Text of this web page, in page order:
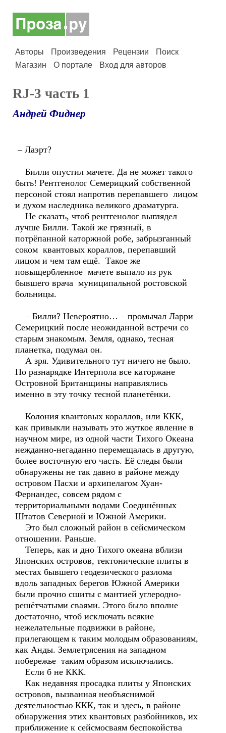
Авторы Произведения Рецензии
Поиск
Магазин
О портале Вход для авторов
RJ-3 часть 1
Андрей Фиднер
– Лаэрт?
Билли опустил мачете. Да не может такого
быть! Рентгенолог Семерицкий собственной
персоной стоял напротив перепавшего лицом
и духом наследника великого драматурга.
Не сказать, чтоб рентгенолог выглядел
лучше Билли. Такой же грязный, в
потрёпанной каторжной робе, забрызганный
соком квантовых кораллов, перепавший
лицом и чем там ещё. Такое же
повыщербленное мачете выпало из рук
бывшего врача муниципальной ростовской
больницы.
– Билли? Невероятно… – промычал Ларри
Семерицкий после неожиданной встречи со
старым знакомым. Земля, однако, тесная
планетка, подумал он.
А зря. Удивительного тут ничего не было.
По разнарядке Интерпола все каторжане
Островной Британщины направлялись
именно в эту точку тесной планетёнки.
Колония квантовых кораллов, или ККК,
как привыкли называть это жуткое явление в
научном мире, из одной части Тихого Океана
нежданно-негаданно перемещалась в другую,
более восточную его часть. Её следы были
обнаружены не так давно в районе между
островом Пасхи и архипелагом Хуан-
Фернандес, совсем рядом с
территориальными водами Соединённых
Штатов Северной и Южной Америки.
Это был сложный район в сейсмическом
отношении. Раньше.
Теперь, как и дно Тихого океана вблизи
Японских островов, тектонические плиты в
местах бывшего геодезического разлома
вдоль западных берегов Южной Америки
были прочно сшиты с мантией углеродно-
решётчатыми сваями. Этого было вполне
достаточно, чтоб исключать всякие
нежелательные подвижки в районе,
прилегающем к таким молодым образованиям,
как Анды. Землетрясения на западном
побережье таким образом исключались.
Если б не ККК.
Как недавняя просадка плиты у Японских
островов, вызванная необъяснимой
деятельностью ККК, так и здесь, в районе
обнаружения этих квантовых разбойников, их
приближение к сейсмосваям беспокойства